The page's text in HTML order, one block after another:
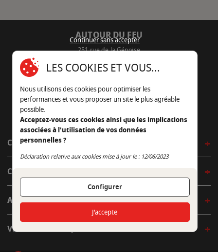
AUTOUR DU FEU
251 rue de la Génoise
05 45 22 98 09
Nous envoyer un e-mail
CÔTÉ OUTDOOR
CÔTÉ INDOOR
AUTOUR DE LA TABLE
VENIR EN BOUTIQUE
Continuer sans accepter
LES COOKIES ET VOUS...
Nous utilisons des cookies pour optimiser les
performances et vous proposer un site le plus agréable
possible.
Acceptez-vous ces cookies ainsi que les implications
associées à l'utilisation de vos données
personnelles ?
Déclaration relative aux cookies mise à jour le : 12/06/2023
Configurer
Continuer sans accepter
J'accepte